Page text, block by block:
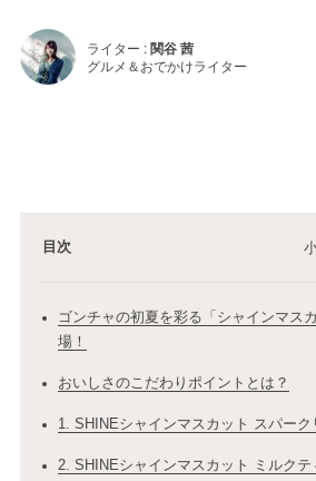
ライター :関谷 茜
グルメ＆おでかけライター
目次
ゴンチャの初夏を彩る「シャインマス
場！
おいしさのこだわりポイントとは？
1. SHINEシャインマスカット スパーク
2. SHINEシャインマスカット ミルクテ